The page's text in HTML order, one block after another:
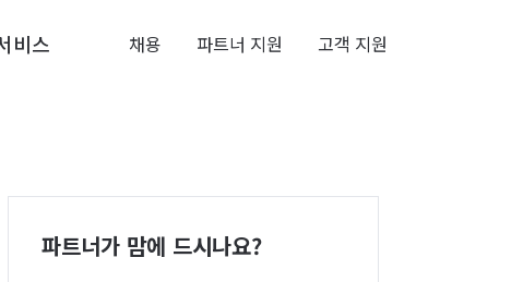
비스 채용 파트너 지원 고객 지원
파트너가 맘에 드시나요?